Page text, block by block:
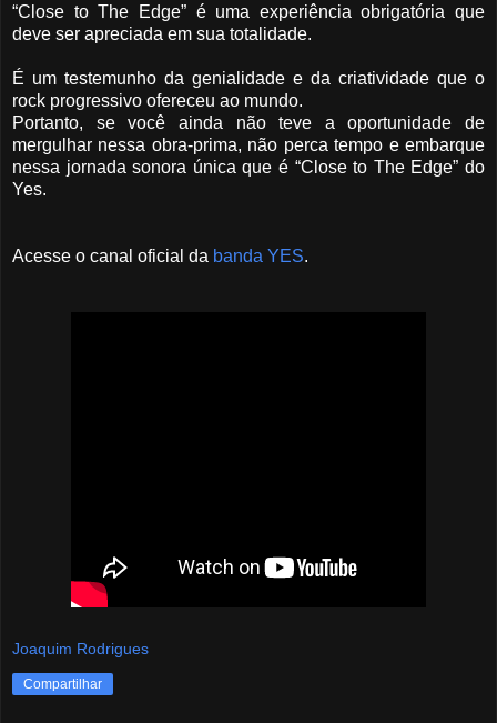
“Close to The Edge” é uma experiência obrigatória que
deve ser apreciada em sua totalidade.
É um testemunho da genialidade e da criatividade que o
rock progressivo ofereceu ao mundo.
Portanto, se você ainda não teve a oportunidade de
mergulhar nessa obra-prima, não perca tempo e embarque
nessa jornada sonora única que é “Close to The Edge” do
Yes.
Acesse o canal oficial da banda YES.
Joaquim Rodrigues
Compartilhar